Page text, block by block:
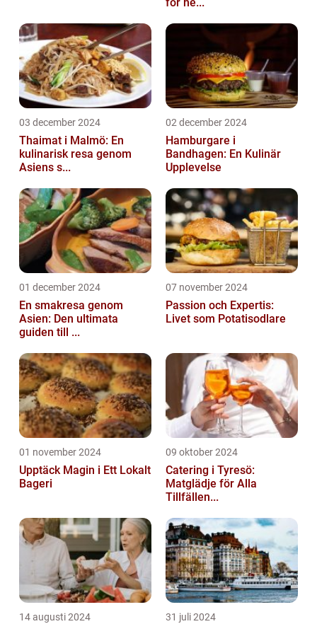
03 december 2024
Thaimat i Malmö: En
kulinarisk resa genom
Asiens s...
02 december 2024
Hamburgare i
Bandhagen: En Kulinär
Upplevelse
01 december 2024
En smakresa genom
Asien: Den ultimata
guiden till ...
07 november 2024
Passion och Expertis:
Livet som Potatisodlare
01 november 2024
Upptäck Magin i Ett Lokalt
Bageri
09 oktober 2024
Catering i Tyresö:
Matglädje för Alla
Tillfällen...
14 augusti 2024 31 juli 2024